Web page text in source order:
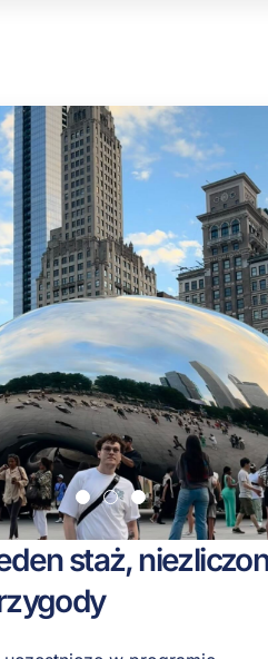
staż,